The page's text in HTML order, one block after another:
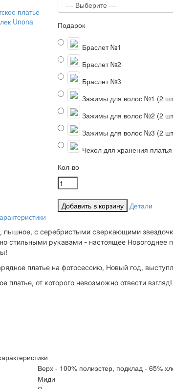
Подарок
Браслет №1
Браслет №2
Браслет №3
Зажимы для волос №1 (2
Зажимы для волос №2 (2
Зажимы для волос №3 (2
Чехол для хранения платья
Кол-во
Детали
пышное, с серебристыми сверкающими
стильными рукавами - настоящее Новогоднее
платье на фотосессию, Новый год,
платье, от которого невозможно отвести взгляд!
Верх - 100% полиэстер, подклад - 65%
Миди